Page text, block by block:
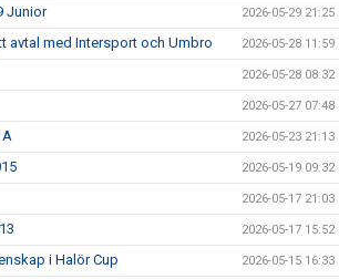
Junior 2026-05-29 21:25
avtal med Intersport och Umbro 2026-05-28 11:59
2026-05-28 08:32
2026-05-27 07:48
2026-05-23 21:13
2026-05-19 09:32
2026-05-17 21:03
2026-05-17 15:52
i Halör Cup 2026-05-15 16:33